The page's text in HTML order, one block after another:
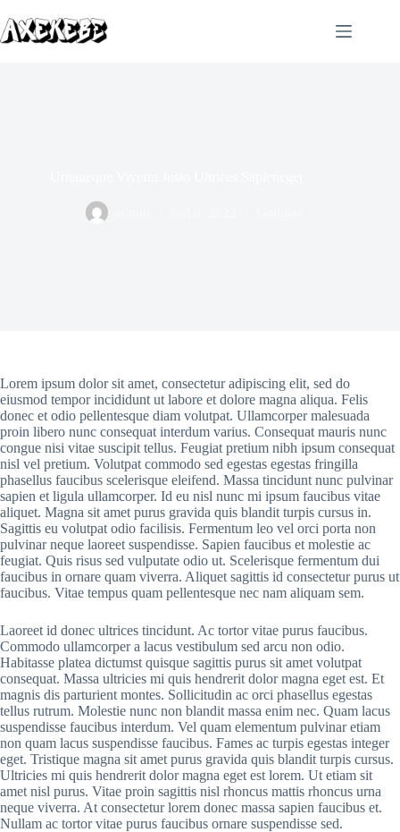
naar
de
Lorem ipsum dolor sit amet, consectetur adipiscing elit, sed do
eiusmod tempor incididunt ut labore et dolore magna aliqua. Felis
donec et odio pellentesque diam volutpat. Ullamcorper malesuada
proin libero nunc consequat interdum varius. Consequat mauris nunc
congue nisi vitae suscipit tellus. Feugiat pretium nibh ipsum consequat
nisl vel pretium. Volutpat commodo sed egestas egestas fringilla
phasellus faucibus scelerisque eleifend. Massa tincidunt nunc pulvinar
sapien et ligula ullamcorper. Id eu nisl nunc mi ipsum faucibus vitae
aliquet. Magna sit amet purus gravida quis blandit turpis cursus in.
Sagittis eu volutpat odio facilisis. Fermentum leo vel orci porta non
pulvinar neque laoreet suspendisse. Sapien faucibus et molestie ac
feugiat. Quis risus sed vulputate odio ut. Scelerisque fermentum dui
faucibus in ornare quam viverra. Aliquet sagittis id consectetur purus ut
faucibus. Vitae tempus quam pellentesque nec nam aliquam sem.
Laoreet id donec ultrices tincidunt. Ac tortor vitae purus faucibus.
Commodo ullamcorper a lacus vestibulum sed arcu non odio.
Habitasse platea dictumst quisque sagittis purus sit amet volutpat
consequat. Massa ultricies mi quis hendrerit dolor magna eget est. Et
magnis dis parturient montes. Sollicitudin ac orci phasellus egestas
tellus rutrum. Molestie nunc non blandit massa enim nec. Quam lacus
suspendisse faucibus interdum. Vel quam elementum pulvinar etiam
non quam lacus suspendisse faucibus. Fames ac turpis egestas integer
eget. Tristique magna sit amet purus gravida quis blandit turpis cursus.
Ultricies mi quis hendrerit dolor magna eget est lorem. Ut etiam sit
amet nisl purus. Vitae proin sagittis nisl rhoncus mattis rhoncus urna
neque viverra. At consectetur lorem donec massa sapien faucibus et.
Nullam ac tortor vitae purus faucibus ornare suspendisse sed.